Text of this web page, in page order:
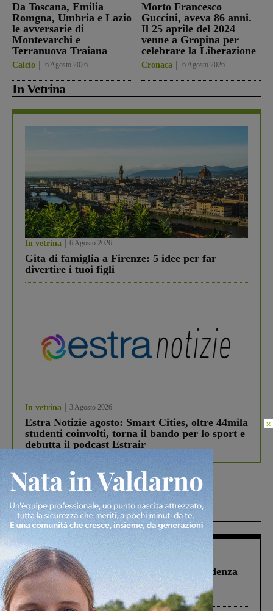
Da Toscana, Emilia
Romgna, Umbria e Lazio
le avversarie di
Montevarchi e
Terranuova Traiana
Calcio 6 Agosto 2026
Morto Francesco
Guccini, aveva 86 anni.
Il 25 aprile del 2024
venne a Gropina per
celebrare la Liberazione
Cronaca 6 Agosto 2026
In Vetrina
In vetrina 6 Agosto 2026
Gita di famiglia a Firenze: 5 idee per far
divertire i tuoi figli
In vetrina 3 Agosto 2026
Estra Notizie agosto: Smart Cities, oltre 44mila
studenti coinvolti, torna il bando per lo sport e
debutta il podcast Estrair
Più lette
Figline Incisa Valdarno 1 Agosto 2026
Piscina di Figline finanziata oltre la scadenza
Pnrr, il gruppo di Fratelli d’Italia: “Un
ringraziamento al Governo”
×